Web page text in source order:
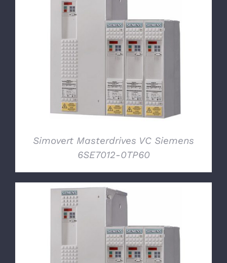
DETTAGLI
Simovert Masterdrives VC Siemens
6SE7012-0TP60
DETTAGLI